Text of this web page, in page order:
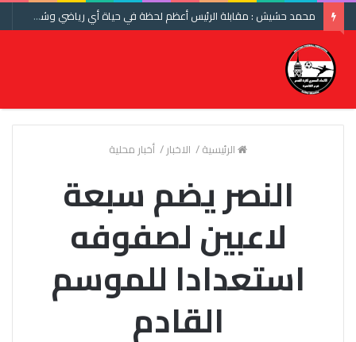
محمد حشيش : مقابلة الرئيس أعظم لحظة في حياة أي رياضي وشكرا اتحاد الكرة ومنتخب مصر
الرئيسية/ الاخبار/ أخبار محلية
النصر يضم سبعة
لاعبين لصفوفه
استعدادا للموسم
القادم